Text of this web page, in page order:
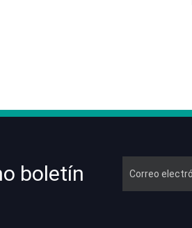
boletín